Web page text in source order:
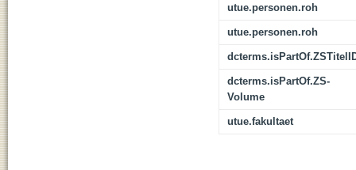
utue.personen.roh
utue.personen.roh
dcterms.isPartOf.ZS-
Volume
utue.fakultaet